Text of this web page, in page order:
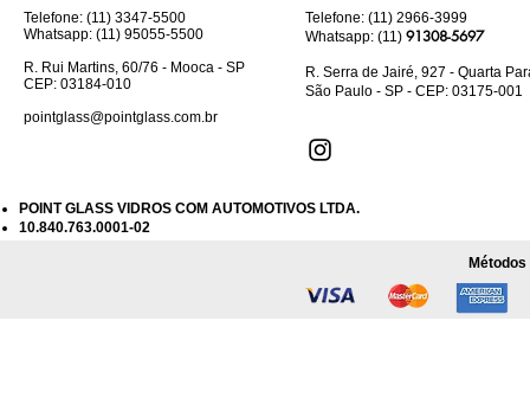
Telefone: (11) 3347-5500
Whatsapp: (11) 95055-5500
R. Rui Martins, 60/76 - Mooca - SP
CEP: 03184-010
pointglass@pointglass.com.br
Telefone: (11) 2966-3999
Whatsapp: (11) 91308-5697
R. Serra de Jairé, 927 - Quarta
São Paulo - SP - CEP: 03175-001
POINT GLASS VIDROS COM AUTOMOTIVOS LTDA.
10.840.763.0001-02